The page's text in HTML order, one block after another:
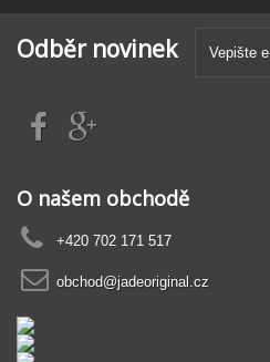
Odběr novinek
O našem obchodě
+420 702 171 517
obchod@jadeoriginal.cz